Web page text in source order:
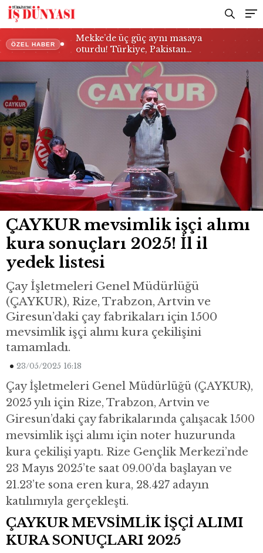
ÖZEL HABER
Mekke’de üç güç aynı masaya
oturdu! Türkiye, Pakistan…
ÇAYKUR mevsimlik işçi alımı
kura sonuçları 2025! İl il
yedek listesi
Çay İşletmeleri Genel Müdürlüğü
(ÇAYKUR), Rize, Trabzon, Artvin ve
Giresun’daki çay fabrikaları için 1500
mevsimlik işçi alımı kura çekilişini
tamamladı.
23/05/2025 16:18
Çay İşletmeleri Genel Müdürlüğü (ÇAYKUR),
2025 yılı için Rize, Trabzon, Artvin ve
Giresun’daki çay fabrikalarında çalışacak 1500
mevsimlik işçi alımı için noter huzurunda
kura çekilişi yaptı. Rize Gençlik Merkezi’nde
23 Mayıs 2025’te saat 09.00’da başlayan ve
21.23’te sona eren kura, 28.427 adayın
katılımıyla gerçekleşti.
ÇAYKUR MEVSİMLİK İŞÇİ ALIMI
KURA SONUÇLARI 2025